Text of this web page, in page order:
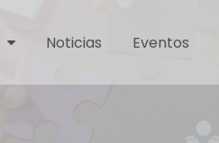
Noticias Eventos